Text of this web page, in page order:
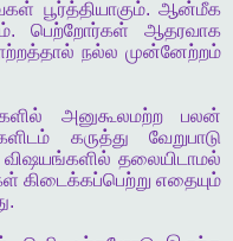
பூர்த்தியாகும்.ஆன்மீக
. பெற்றோர்கள்
ஆதரவாக
நல்ல முன்னேற்றம்
அனுகூலமற்ற
பலன்
கருத்து
வேறுபாடு
விஷயங்களில் தலையிடாமல்
கிடைக்கப்பெற்று எதையும்
.